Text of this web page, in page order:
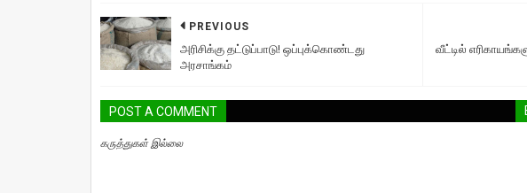
வீட்டில்
PREVIOUS
அரிசிக்கு தட்டுப்பாடு! ஒப்புக்கொண்டது
அரசாங்கம்
POST A COMMENT
கருத்துகள் இல்லை